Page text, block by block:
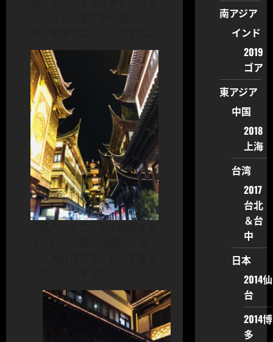
南アジア
インド
2019
ゴア
東アジア
中国
2018
上海
台湾
2017
台北
＆台
中
日本
2014仙
台
2014博
多